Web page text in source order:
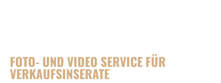
FOTO- UND VIDEO SERVICE FÜR
VERKAUFSINSERATE